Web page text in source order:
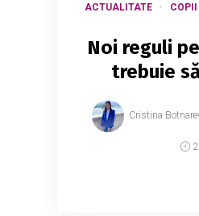
ACTUALITATE COPII
Noi reguli
trebuie
Cristina